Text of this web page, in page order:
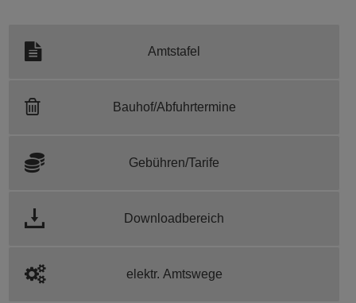
Amtstafel
Bauhof/Abfuhrtermine
Gebühren/Tarife
Downloadbereich
elektr. Amtswege